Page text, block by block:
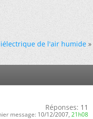
de l'air humide »
Réponses: 11
message: 10/12/2007, 21h08